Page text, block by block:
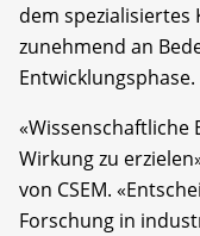
dem spezialisiertes
zunehmend an
Entwicklungsphase.
«Wissenschaftliche
Wirkung zu
von CSEM.
Forschung in